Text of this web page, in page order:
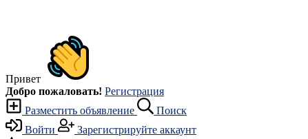
Привет
Добро пожаловать! Регистрация
Разместить объявление
Поиск
Войти
Зарегистрируйте аккаунт